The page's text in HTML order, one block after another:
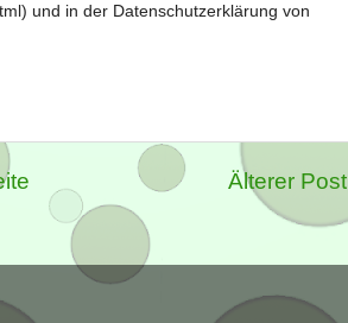
und in der Datenschutzerklärung von
Älterer Post